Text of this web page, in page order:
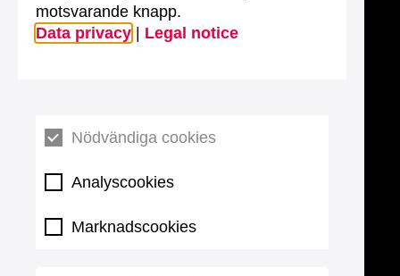
motsvarande knapp.
Data privacy
Legal notice
Nödvändiga cookies
Analyscookies
Marknadscookies